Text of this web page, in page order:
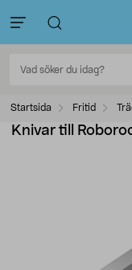
Startsida Fritid
Knivar till